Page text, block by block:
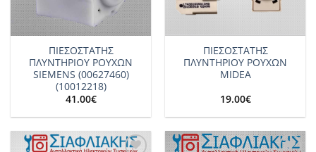
ΠΙΕΣΟΣΤΑΤΗΣ
ΠΛΥΝΤΗΡΙΟΥ ΡΟΥΧΩΝ
SIEMENS (00627460)
(10012218)
41.00€
ΠΙΕΣΟΣΤΑΤΗΣ
ΠΛΥΝΤΗΡΙΟΥ ΡΟΥΧΩΝ
MIDEA
19.00€